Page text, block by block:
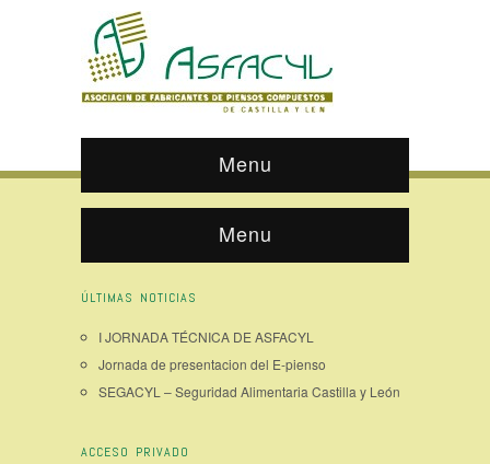
Menu
Menu
ÚLTIMAS NOTICIAS
I JORNADA TÉCNICA DE ASFACYL
Jornada de presentacion del E-pienso
SEGACYL – Seguridad Alimentaria Castilla y León
ACCESO PRIVADO